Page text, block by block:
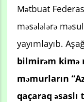
Mətbuat
məsələlərə
yayımlayıb.
bilmirəm kimə
məmurların
qaçaraq əsaslı